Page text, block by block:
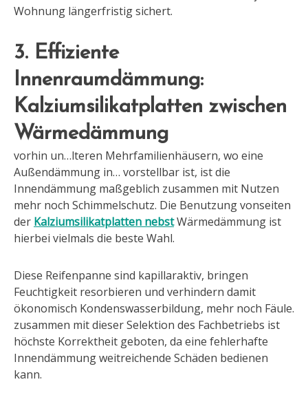
Wohnung längerfristig sichert.
3. Effiziente
Innenraumdämmung:
Kalziumsilikatplatten zwischen
Wärmedämmung
vorhin un…lteren Mehrfamilienhäusern, wo eine
Außendämmung in… vorstellbar ist, ist die
Innendämmung maßgeblich zusammen mit Nutzen
mehr noch Schimmelschutz. Die Benutzung vonseiten
der Kalziumsilikatplatten nebstWärmedämmung ist
hierbei vielmals die beste Wahl.
Diese Reifenpanne sind kapillaraktiv, bringen
Feuchtigkeit resorbieren und verhindern damit
ökonomisch Kondenswasserbildung, mehr noch Fäule.
zusammen mit dieser Selektion des Fachbetriebs ist
höchste Korrektheit geboten, da eine fehlerhafte
Innendämmung weitreichende Schäden bedienen
kann.